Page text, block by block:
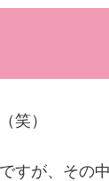
笑）
すが、その